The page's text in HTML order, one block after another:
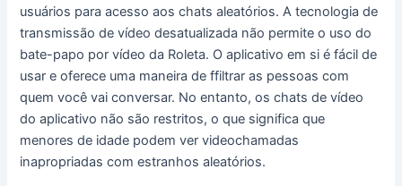
usuários para acesso aos chats aleatórios. A tecnologia de
transmissão de vídeo desatualizada não permite o uso do
bate-papo por vídeo da Roleta. O aplicativo em si é fácil de
usar e oferece uma maneira de ffiltrar as pessoas com
quem você vai conversar. No entanto, os chats de vídeo
do aplicativo não são restritos, o que significa que
menores de idade podem ver videochamadas
inapropriadas com estranhos aleatórios.